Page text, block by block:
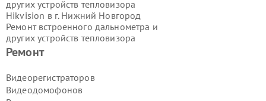
Ремонт
Видеорегистраторов
Видеодомофонов
других устройств тепловизора
Hikvision в г. Нижний Новгород
Ремонт встроенного дальнометра и
других устройств тепловизора
Hikvision в г.
других устройств тепловизора
Hikvision в г.Екатеринбург
Ремонт встроенного дальнометра и